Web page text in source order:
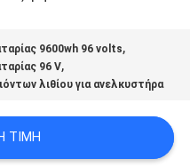
9600wh 96 volts,
96 V,
λιθίου για ανελκυστήρα
ΤΙΜΉ